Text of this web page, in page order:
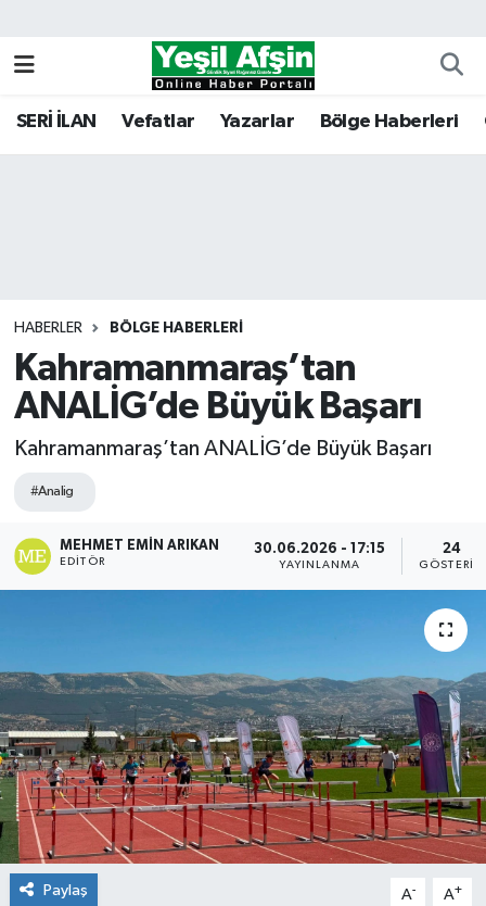
SERİ İLAN Vefatlar Yazarlar Bölge Haberleri
HABERLER BÖLGE HABERLERI
Kahramanmaraş’tan
ANALİG’de Büyük Başarı
Kahramanmaraş’tan ANALİG’de Büyük Başarı
#Analig
MEHMET EMIN ARIKAN
EDITÖR
30.06.2026 - 17:15
YAYINLANMA
24
GÖSTERIM
Paylaş A- A+
Kahramanmaraş Nöbetçi Eczaneler
Tüm Manşetler
Son Dakika Haberleri